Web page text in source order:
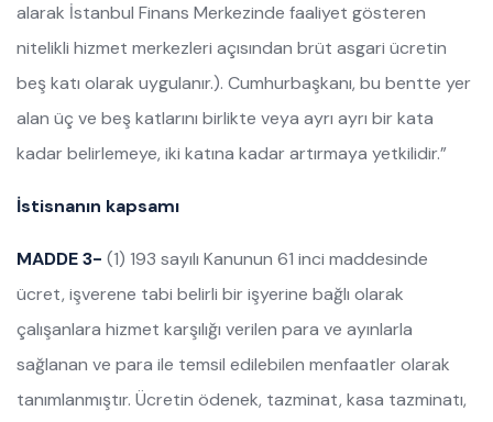
alarak İstanbul Finans Merkezinde faaliyet gösteren
nitelikli hizmet merkezleri açısından brüt asgari ücretin
beş katı olarak uygulanır.). Cumhurbaşkanı, bu bentte yer
alan üç ve beş katlarını birlikte veya ayrı ayrı bir kata
kadar belirlemeye, iki katına kadar artırmaya yetkilidir.”
İstisnanın kapsamı
MADDE 3- (1) 193 sayılı Kanunun 61 inci maddesinde
ücret, işverene tabi belirli bir işyerine bağlı olarak
çalışanlara hizmet karşılığı verilen para ve ayınlarla
sağlanan ve para ile temsil edilebilen menfaatler olarak
tanımlanmıştır. Ücretin ödenek, tazminat, kasa tazminatı,